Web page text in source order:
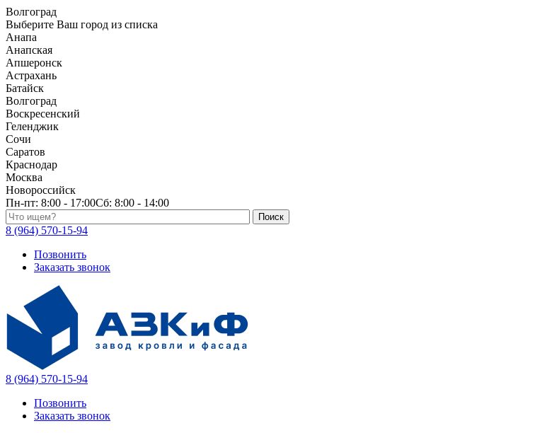
Волгоград
Выберите Ваш город из списка
Анапа
Анапская
Апшеронск
Астрахань
Батайск
Волгоград
Воскресенский
Геленджик
Сочи
Саратов
Краснодар
Москва
Новороссийск
Пн-пт: 8:00 - 17:00Сб: 8:00 - 14:00
Поиск по каталогу
8 (964) 570-15-94
Позвонить
Заказать звонок
8 (964) 570-15-94
Позвонить
Заказать звонок